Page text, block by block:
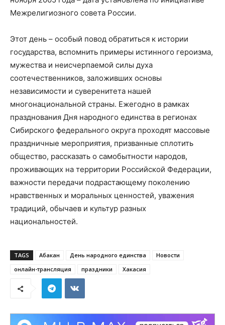
Межрелигиозного совета России.
Этот день – особый повод обратиться к истории
государства, вспомнить примеры истинного героизма,
мужества и неисчерпаемой силы духа
соотечественников, заложивших основы
независимости и суверенитета нашей
многонациональной страны. Ежегодно в рамках
празднования Дня народного единства в регионах
Сибирского федерального округа проходят массовые
праздничные мероприятия, призванные сплотить
общество, рассказать о самобытности народов,
проживающих на территории Российской Федерации,
важности передачи подрастающему поколению
нравственных и моральных ценностей, уважения
традиций, обычаев и культур разных
национальностей.
TAGS Абакан День народного единства
Новости
онлайн-трансляция
праздники Хакасия